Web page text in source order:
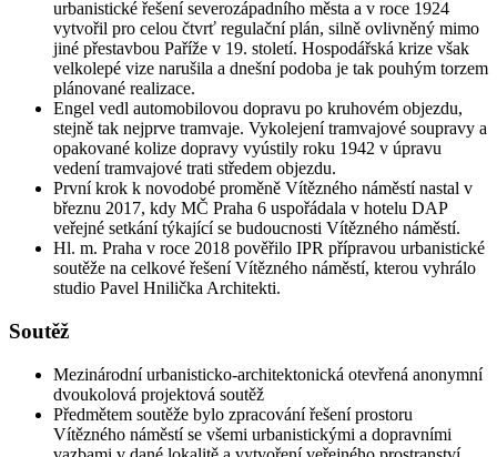
urbanistické řešení severozápadního města a v roce 1924
vytvořil pro celou čtvrť regulační plán, silně ovlivněný mimo
jiné přestavbou Paříže v 19. století. Hospodářská krize však
velkolepé vize narušila a dnešní podoba je tak pouhým torzem
plánované realizace.
Engel vedl automobilovou dopravu po kruhovém objezdu,
stejně tak nejprve tramvaje. Vykolejení tramvajové soupravy a
opakované kolize dopravy vyústily roku 1942 v úpravu
vedení tramvajové trati středem objezdu.
První krok k novodobé proměně Vítězného náměstí nastal v
březnu 2017, kdy MČ Praha 6 uspořádala v hotelu DAP
veřejné setkání týkající se budoucnosti Vítězného náměstí.
Hl. m. Praha v roce 2018 pověřilo IPR přípravou urbanistické
soutěže na celkové řešení Vítězného náměstí, kterou vyhrálo
studio Pavel Hnilička Architekti.
Soutěž
Mezinárodní urbanisticko-architektonická otevřená anonymní
dvoukolová projektová soutěž
Předmětem soutěže bylo zpracování řešení prostoru
Vítězného náměstí se všemi urbanistickými a dopravními